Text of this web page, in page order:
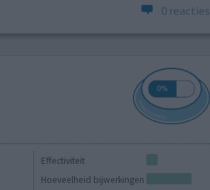
0 reacties
Effectiviteit
Hoeveelheid bijwerkingen